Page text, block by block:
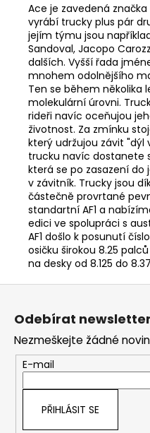
Ace je zavedená
vyrábí trucky plus pár
jejím týmu jsou
Sandoval, Jacopo
dalších. Vyšší řada
mnohem odolnějšího
Ten se během několika
molekulární úrovni.
rideři navíc oceňujou
životnost. Za zmínku
který udržujou závit "dýl
trucku navíc dostanete
která se po zasazení
v závitník. Trucky jsou
částečně provrtané
standartní AF1 a
edici ve spolupráci s
AF1 došlo k posunutí
osičku širokou 8.25
na desky od 8.125 do
Z
Odebírat newsletter
Nezmeškejte žádné
E-mail
PŘIHLÁSIT SE